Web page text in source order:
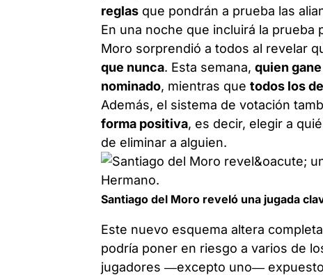
reglas que pondrán a prueba las
En una noche que incluirá la
Moro sorprendió a todos al revelar
que nunca. Esta semana,quien
nominado, mientras quetodos los
Además, el sistema de votación
forma positiva, es decir, elegir a
de eliminar a alguien.
Santiago del Moro reveló una jugada
Este nuevo esquema altera
podría poner en riesgo a varios de
jugadores —excepto uno—